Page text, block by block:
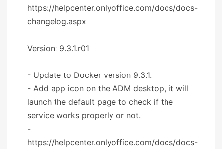
https://helpcenter.onlyoffice.com/docs/docs-
changelog.aspx
Version: 9.3.1.r01
- Update to Docker version 9.3.1.
- Add app icon on the ADM desktop, it will
launch the default page to check if the
service works properly or not.
-
https://helpcenter.onlyoffice.com/docs/docs-